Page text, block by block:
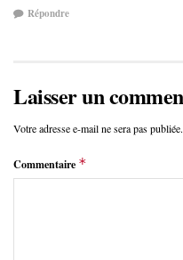
Répondre
Laisser un
Votre adresse e-mail ne sera pas publiée.
Commentaire *